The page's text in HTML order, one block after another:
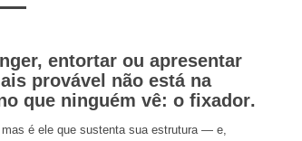
entortar ou apresentar
provável não está na
que ninguém vê: o fixador.
é ele que sustenta sua estrutura — e,